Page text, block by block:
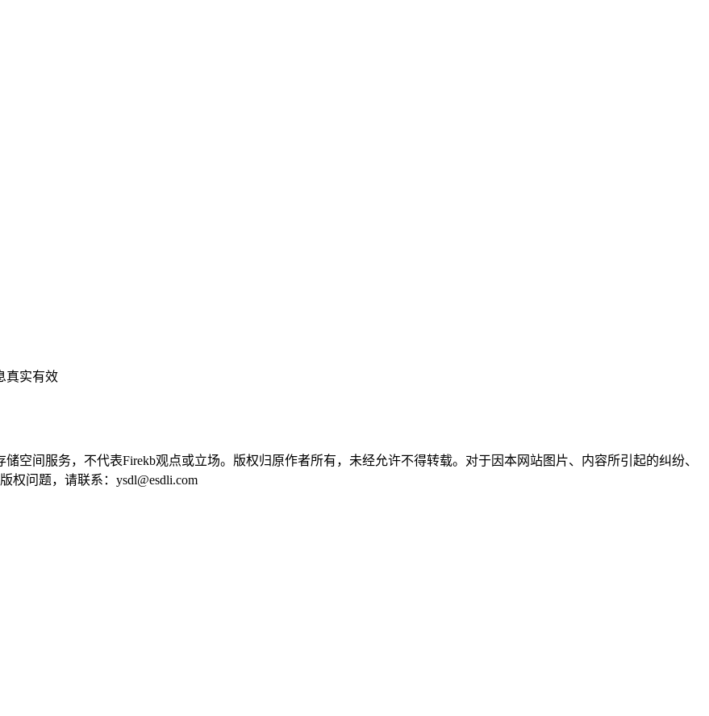
真实有效
空间服务，不代表Firekb观点或立场。版权归原作者所有，未经允许不得转载。对于因本网站图片、内容所引起的纠纷、
权问题，请联系：ysdl@esdli.com